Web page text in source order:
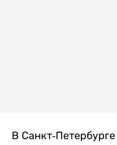
В Санкт-